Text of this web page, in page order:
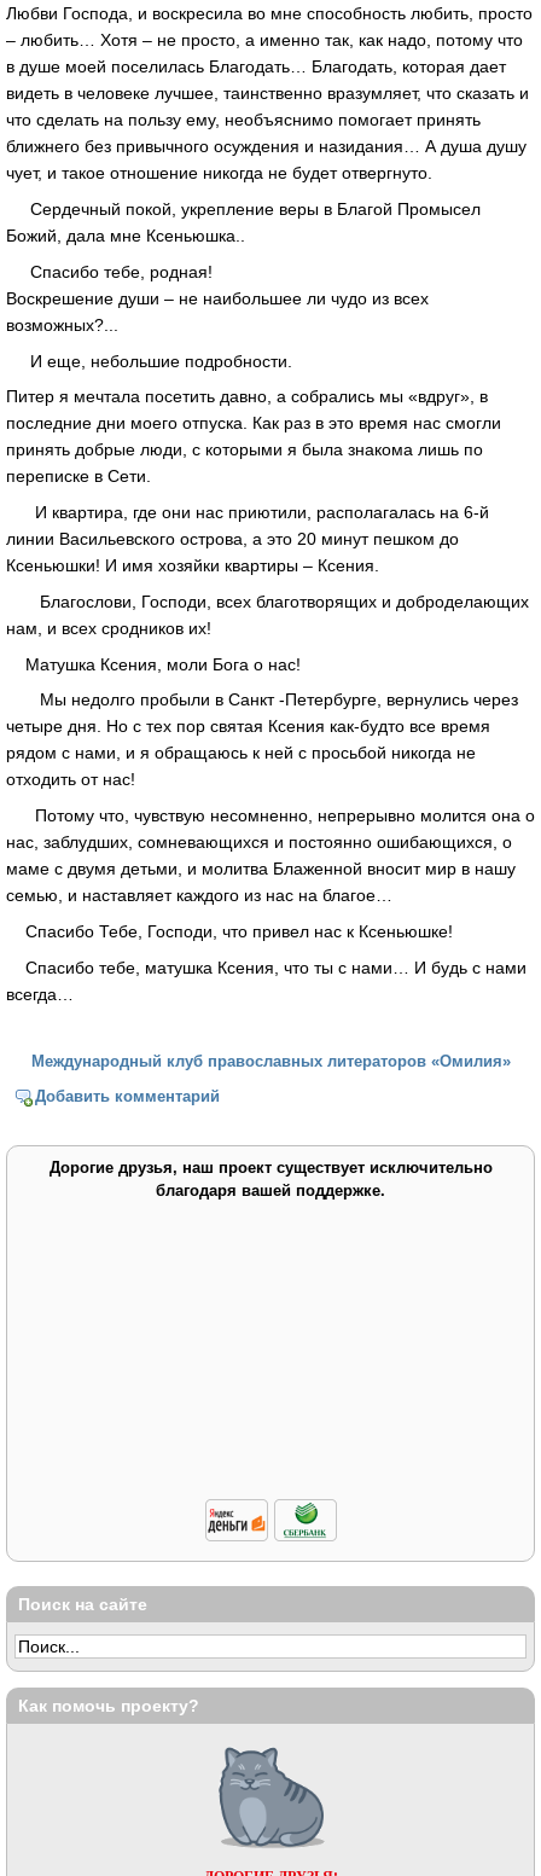
Любви Господа, и воскресила во мне способность любить, просто
– любить… Хотя – не просто, а именно так, как надо, потому что
в душе моей поселилась Благодать… Благодать, которая дает
видеть в человеке лучшее, таинственно вразумляет, что сказать и
что сделать на пользу ему, необъяснимо помогает принять
ближнего без привычного осуждения и назидания… А душа душу
чует, и такое отношение никогда не будет отвергнуто.
Сердечный покой, укрепление веры в Благой Промысел
Божий, дала мне Ксеньюшка..
Спасибо тебе, родная!
Воскрешение души – не наибольшее ли чудо из всех
возможных?...
И еще, небольшие подробности.
Питер я мечтала посетить давно, а собрались мы «вдруг», в
последние дни моего отпуска. Как раз в это время нас смогли
принять добрые люди, с которыми я была знакома лишь по
переписке в Сети.
И квартира, где они нас приютили, располагалась на 6-й
линии Васильевского острова, а это 20 минут пешком до
Ксеньюшки! И имя хозяйки квартиры – Ксения.
Благослови, Господи, всех благотворящих и доброделающих
нам, и всех сродников их!
Матушка Ксения, моли Бога о нас!
Мы недолго пробыли в Санкт -Петербурге, вернулись через
четыре дня. Но с тех пор святая Ксения как-будто все время
рядом с нами, и я обращаюсь к ней с просьбой никогда не
отходить от нас!
Потому что, чувствую несомненно, непрерывно молится она о
нас, заблудших, сомневающихся и постоянно ошибающихся, о
маме с двумя детьми, и молитва Блаженной вносит мир в нашу
семью, и наставляет каждого из нас на благое…
Спасибо Тебе, Господи, что привел нас к Ксеньюшке!
Спасибо тебе, матушка Ксения, что ты с нами… И будь с нами
всегда…
Международный клуб православных литераторов «Омилия»
Добавить комментарий
Дорогие друзья, наш проект существует исключительно
благодаря вашей поддержке.
Поиск на сайте
Как помочь проекту?